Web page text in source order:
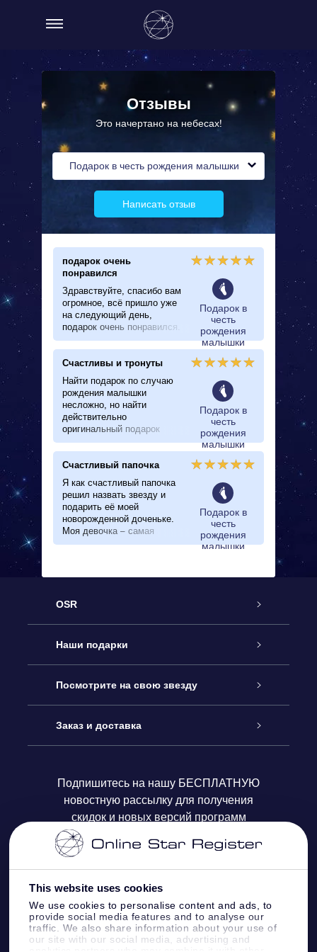
This website uses cookies
We use cookies to personalise content and ads, to
provide social media features and to analyse our
traffic. We also share information about your use of
our site with our social media, advertising and
Отзывы
Это начертано на небесах!
Подарок в честь рождения малышки
Написать отзыв
подарок очень
понравился
Здравствуйте, спасибо вам
огромное, всё пришло уже
на следующий день,
подарок очень понравился.
Так же спасибо за быстрые
ответы и прекрасную тех
поддержку. Всем очень
доволен
Подарок в
честь
рождения
малышки
Счастливы и тронуты
Найти подарок по случаю
рождения малышки
несложно, но найти
действительно
оригинальный подарок
оказалось, мягко говоря,
проблематично. В
Интернете я обнаружила
этот чудесный сайт.
Подарить звезду – что
может быть оригинальнее?
Я не стала ждать и сразу
же заказала ‘звездочку’ в
честь рождения девочки.
Подарок в
честь
рождения
малышки
Счастливый папочка
Я как счастливый папочка
решил назвать звезду и
подарить её моей
новорожденной доченьке.
Моя девочка – самая
красивая во всей
Но назвать звезду в ее
начало!
Подарок в
честь
рождения
малышки
OSR
Обслуживание
Как с нами связаться
Блог
Отзывы
Наши подарки
Онлайн подарок Online Star Gift
Подарочный набор OSR
Подарочная карта OSR
Корпоративные подарки
Посмотрите на свою звезду
Звездный реестр
Персонализированная страница Star Page
One Million Stars
OSR Starsaver
VR-приложение Fly me to the stars
Заказ и доставка
Платежная информация
Информация по доставке
Политика возврата
Созвездиях
Подпишитесь на нашу БЕСПЛАТНУЮ
новостную рассылку для получения
скидок и новых версий программ